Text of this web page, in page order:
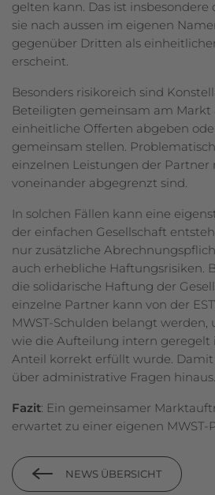
gelten kann. Das ist insbesondere
sie nach aussen im eigenen
gegenüber Dritten als
erscheint.
Besonders risikoreich sind
Beteiligten gemeinsam am Markt
einheitliche Offerten abgeben
gemeinsam stellen.
einzelnen Leistungen der Partner
voneinander abgegrenzt sind.
In solchen Fällen kann eine
der einfachen Gesellschaft
nur zusätzliche
auch erhebliche Haftungsrisiken.
die solidarische Haftung der
einzelne Partner kann von der
MWST-Schulden belangt werden,
wie die Aufteilung intern geregelt
Anteil korrekt erfüllt wurde. Damit
über administrative Fragen hinaus.
Fazit: Ein gemeinsamer
erwartet zu einer eigenen MWST-
NEWS ÜBERSICHT